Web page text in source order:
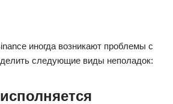
иногда возникают проблемы с
следующие виды неполадок: